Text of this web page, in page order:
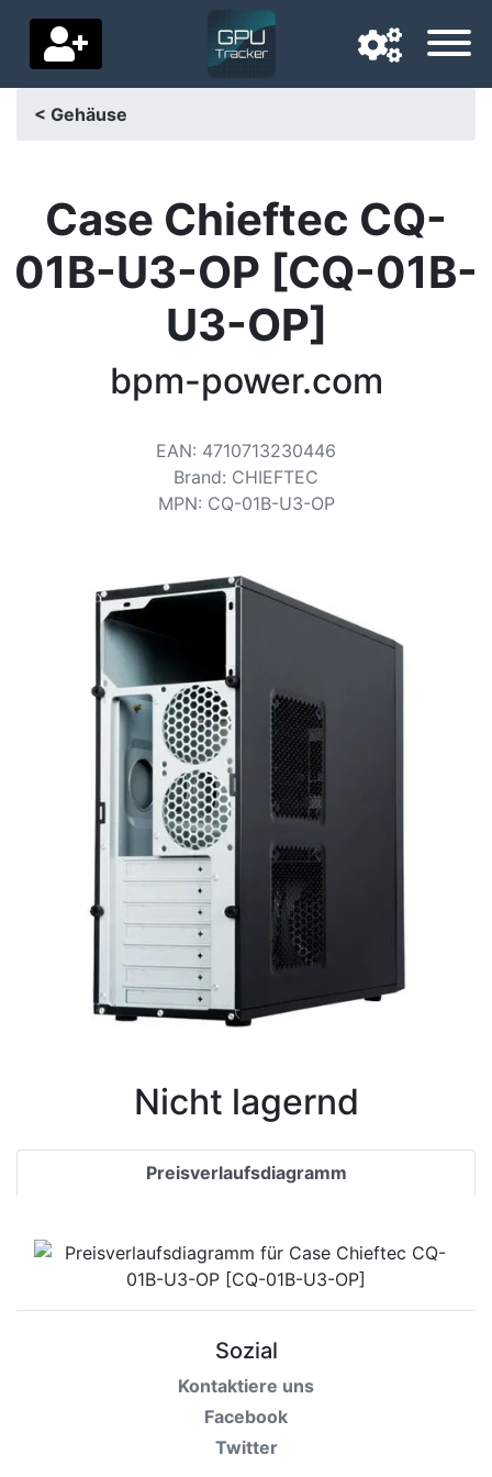
Lieferland
Startseite
Unterstütze uns
Kontaktiere uns
< Gehäuse
Case Chieftec CQ-
01B-U3-OP [CQ-01B-
U3-OP]
bpm-power.com
EAN: 4710713230446
Brand: CHIEFTEC
MPN: CQ-01B-U3-OP
Nicht lagernd
Preisverlaufsdiagramm
Sozial
Kontaktiere uns
Facebook
Twitter